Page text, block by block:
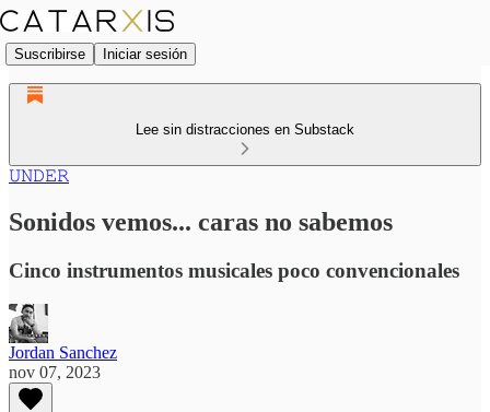
Suscribirse Iniciar sesión
Lee sin distracciones en Substack
𝚄𝙽𝙳𝙴𝚁
Sonidos vemos... caras no sabemos
Cinco instrumentos musicales poco convencionales
Jordan Sanchez
nov 07, 2023